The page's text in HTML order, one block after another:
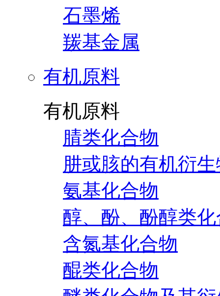
石墨烯
羰基金属
有机原料
有机原料
腈类化合物
肼或胲的有机衍
氨基化合物
醇、酚、酚醇类
含氮基化合物
醌类化合物